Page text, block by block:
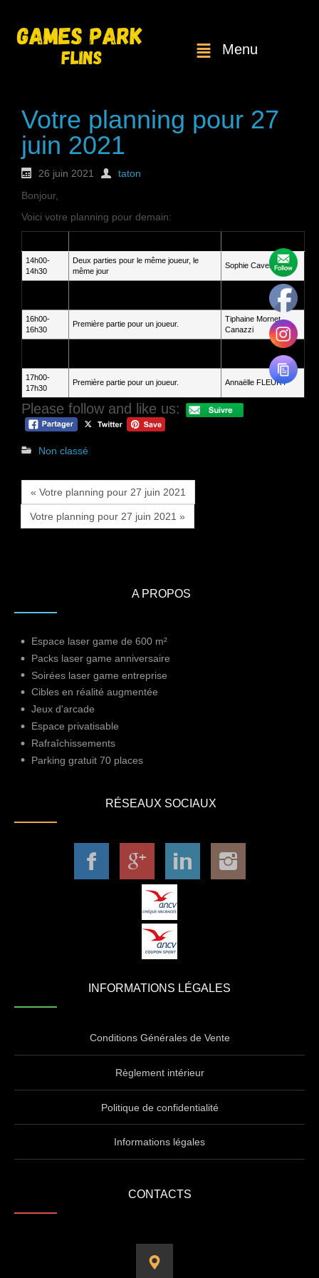
Menu
Votre planning pour 27
juin 2021
26 juin 2021
taton
Bonjour,
Voici votre planning pour demain:
14h00-
14h30
Deux parties pour le même joueur, le
même jour
Sophie Cavelier
Stephane Ragneaud
16h00-
16h30
Première partie pour un joueur.
Tiphaine Mornet
Canazzi
17h00-
17h30
Première partie pour un joueur. Annaëlle FLEURY
Please follow and like us:
Non classé
« Votre planning pour 27 juin 2021
Votre planning pour 27 juin 2021 »
A PROPOS
Espace laser game de 600 m²
Packs laser game anniversaire
Soirées laser game entreprise
Cibles en réalité augmentée
Jeux d'arcade
Espace privatisable
Rafraîchissements
Parking gratuit 70 places
RÉSEAUX SOCIAUX
INFORMATIONS LÉGALES
Conditions Générales de Vente
Règlement intérieur
Politique de confidentialité
Informations légales
CONTACTS